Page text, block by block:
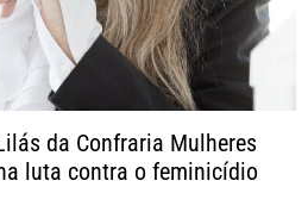
da Confraria Mulheres
luta contra o feminicídio